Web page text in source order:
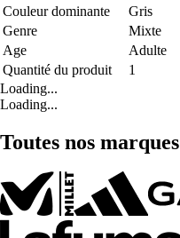
Couleur dominante
Gris
Genre
Mixte
Age
Adulte
Quantité du produit
1
Loading...
Loading...
Toutes nos marques